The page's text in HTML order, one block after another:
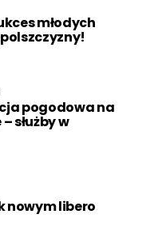
młodych
pogodowa na
służby w
nowym libero